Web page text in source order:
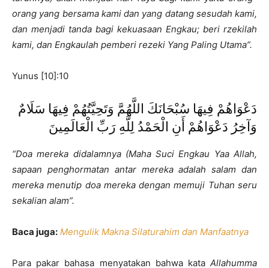
orang yang bersama kami dan yang datang sesudah kami,
dan menjadi tanda bagi kekuasaan Engkau; beri rzekilah
kami, dan Engkaulah pemberi rezeki Yang Paling Utama”.
Yunus [10]:10
دَعْوَاهُمْ فِيهَا سُبْحَانَكَ اللَّهُمَّ وَتَحِيَّتُهُمْ فِيهَا سَلَامٌ
وَآخِرُ دَعْوَاهُمْ أَنِ الْحَمْدُ لِلَّهِ رَبِّ الْعَالَمِينَ
“Doa mereka didalamnya (Maha Suci Engkau Yaa Allah,
sapaan penghormatan antar mereka adalah salam dan
mereka menutip doa mereka dengan memuji Tuhan seru
sekalian alam”.
Baca juga: Mengulik Makna Silaturahim dan Manfaatnya
Para pakar bahasa menyatakan bahwa kata Allahumma